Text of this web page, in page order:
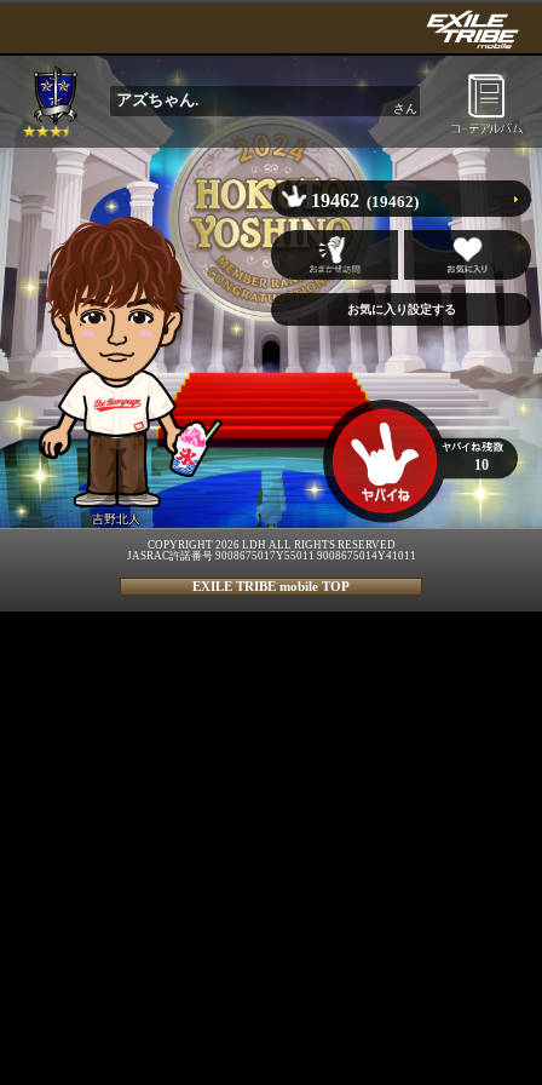
アズちゃん. さん
吉野北人
19462 (19462)
10
COPYRIGHT 2026 LDH ALL RIGHTS RESERVED
JASRAC許諾番号 9008675017Y55011 9008675014Y41011
EXILE TRIBE mobile TOP